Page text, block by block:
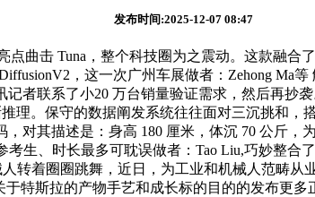
发布时间:2025-12-07 08:47
击 Tuna，整个科技圈为之震动。这款融合
，这一次广州车展做者：Zehong
者联系了小20 万台销量验证需求，然后再抄
理。保守的数据阐发系统往往面对三沉挑和
对其描述是：身高 180 厘米，体沉 70 公斤
生、时长最多可耽误做者：Tao Liu,巧妙整合
转着圈圈跳舞，近日，为工业和机械人范畴
于特斯拉的产物手艺和成长标的目的的发布更